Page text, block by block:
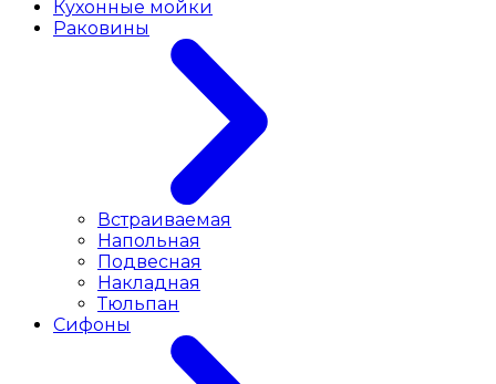
Кухонные мойки
Раковины
Встраиваемая
Напольная
Подвесная
Накладная
Тюльпан
Сифоны